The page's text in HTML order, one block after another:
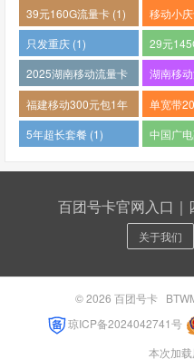
(1)
39元160G流量卡 (1)
移动小
只发重庆 (1)
29元
(1)
2025湖南移动流量卡
哪个好 (1)
湖南移
(1)
福建移动300元包1年
(1)
单宽带
5年超长套餐 (1) 中国广
百团号卡官网入口
关于我们
© 2026 百团号卡
琼ICP备2024042741号
本次加